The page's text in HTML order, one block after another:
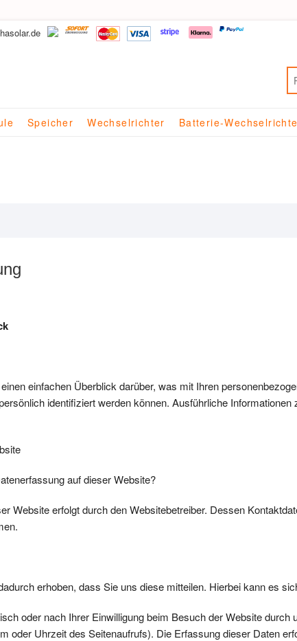
Speicher Wechselrichter Batterie-
einfachen Überblick darüber, was mit Ihren
identifiziert werden können. Ausführliche
auf dieser Website?
Website erfolgt durch den Websitebetreiber. Dessen
erhoben, dass Sie uns diese mitteilen. Hierbei kann es
oder nach Ihrer Einwilligung beim Besuch der Website
oder Uhrzeit des Seitenaufrufs). Die Erfassung dieser Daten